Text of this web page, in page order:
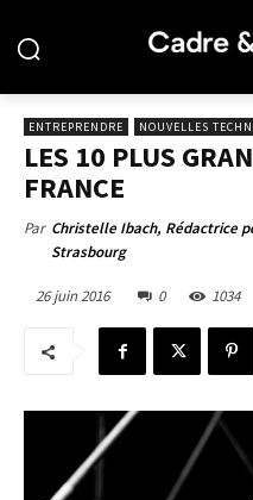
ENTREPRENDRE NOUVELLES
LES 10 PLUS
FRANCE
Par Christelle Ibach, Rédactrice
Strasbourg
26 juin 2016 0 1034